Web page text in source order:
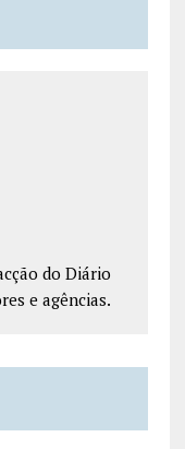
do Diário
e agências.